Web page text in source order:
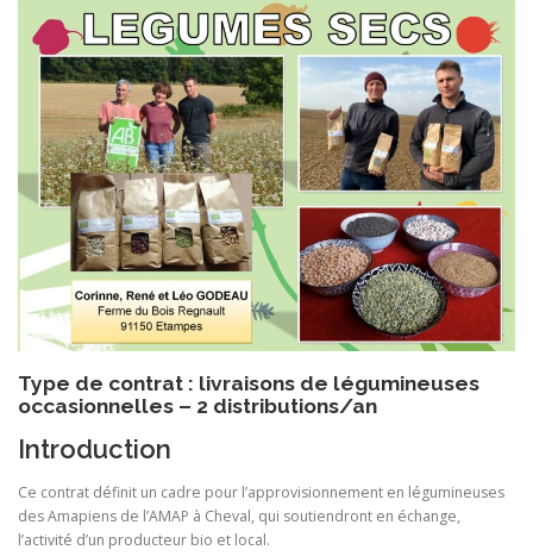
LES AUTRES PRODUITS
BULLETIN D’ADHÉSION ET CONTRATS
Type de contrat : livraisons de légumineuses
occasionnelles – 2 distributions/an
Introduction
Ce contrat définit un cadre pour l’approvisionnement en légumineuses
des Amapiens de l’AMAP à Cheval, qui soutiendront en échange,
l’activité d’un producteur bio et local.